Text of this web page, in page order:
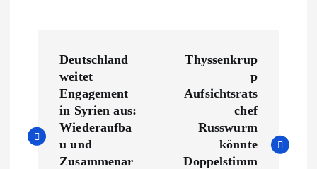
t
Deutschland
weitet
Engagement
in Syrien aus:
Wiederaufba
u und
Zusammenar
Thyssenkrup
p
Aufsichtsrats
chef
Russwurm
könnte
Doppelstimm